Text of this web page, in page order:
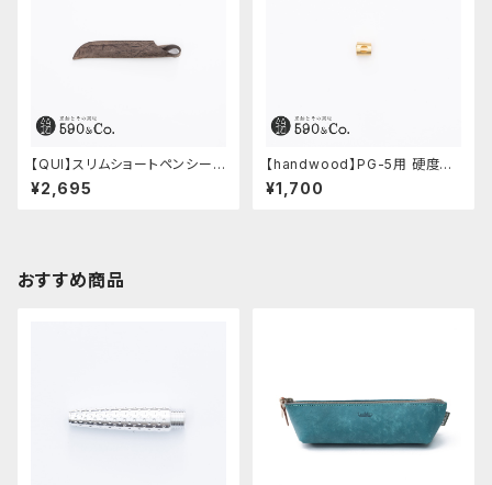
【QUI】スリムショートペンシー
ス・クードゥー (ストーン)
¥2,695
【handwood】PG-5用 硬度表
示窓 (真鍮/丸窓)
¥1,700
おすすめ商品